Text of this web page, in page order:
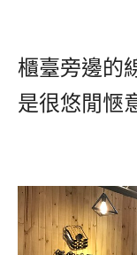
櫃臺旁邊的
是很悠閒愜